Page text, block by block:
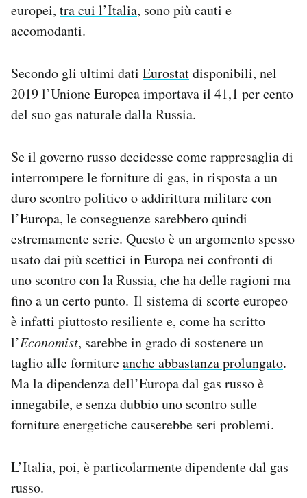
europei, tra cui l’Italia, sono più cauti e
accomodanti.
Secondo gli ultimi dati Eurostatdisponibili, nel
2019 l’Unione Europea importava il 41,1 per cento
del suo gas naturale dalla Russia.
Se il governo russo decidesse come rappresaglia di
interrompere le forniture di gas, in risposta a un
duro scontro politico o addirittura militare con
l’Europa, le conseguenze sarebbero quindi
estremamente serie. Questo è un argomento spesso
usato dai più scettici in Europa nei confronti di
uno scontro con la Russia, che ha delle ragioni ma
fino a un certo punto. Il sistema di scorte europeo
è infatti piuttosto resiliente e, come ha scritto
l’Economist, sarebbe in grado di sostenere un
taglio alle fornitureanche abbastanza prolungato.
Ma la dipendenza dell’Europa dal gas russo è
innegabile, e senza dubbio uno scontro sulle
forniture energetiche causerebbe seri problemi.
L’Italia, poi, è particolarmente dipendente dal gas
russo.